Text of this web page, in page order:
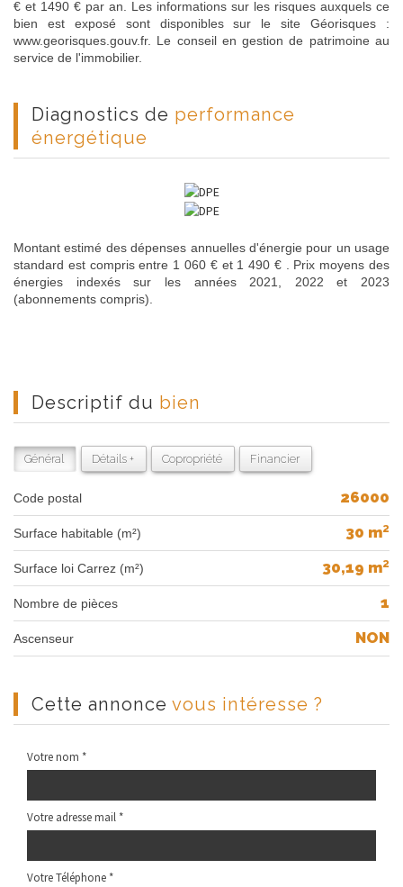
€ et 1490 € par an. Les informations sur les risques auxquels ce
bien est exposé sont disponibles sur le site Géorisques :
www.georisques.gouv.fr. Le conseil en gestion de patrimoine au
service de l'immobilier.
diagnostics de performance
énergétique
Montant estimé des dépenses annuelles d'énergie pour un usage
standard est compris entre 1 060 € et 1 490 € . Prix moyens des
énergies indexés sur les années 2021, 2022 et 2023
(abonnements compris).
descriptif du bien
Général Détails + Copropriété Financier
Code postal 26000
Surface habitable (m²) 30 m²
Surface loi Carrez (m²) 30,19 m²
Nombre de pièces 1
Ascenseur NON
cette annonce vous intéresse ?
Votre nom *
Votre adresse mail *
Votre Téléphone *